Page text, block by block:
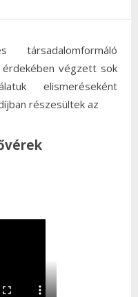
végzett sok
elismeréseként
részesültek az